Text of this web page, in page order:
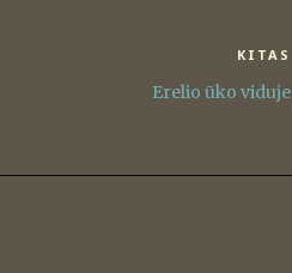
KITAS
Erelio ūko viduje